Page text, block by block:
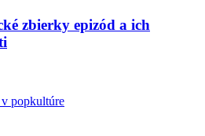
zbierky epizód a ich